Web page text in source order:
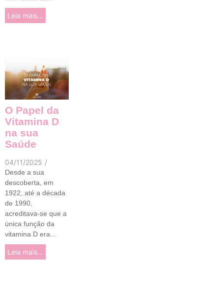
Leia mais...
O Papel da
Vitamina D
na sua
Saúde
04/11/2025 /
Desde a sua
descoberta, em
1922, até a década
de 1990,
acreditava-se que a
única função da
vitamina D era...
Leia mais...